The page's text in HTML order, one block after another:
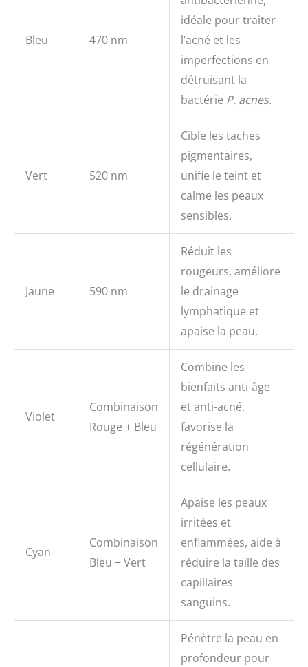
Bleu 470 nm
idéale pour traiter
l’acné et les
imperfections en
détruisant la
bactérie P. acnes.
Vert 520 nm
Cible les taches
pigmentaires,
unifie le teint et
calme les peaux
sensibles.
Jaune 590 nm
Réduit les
rougeurs, améliore
le drainage
lymphatique et
apaise la peau.
Violet
Combinaison
Rouge + Bleu
Combine les
bienfaits anti-âge
et anti-acné,
favorise la
régénération
cellulaire.
Cyan
Combinaison
Bleu + Vert
Apaise les peaux
irritées et
enflammées, aide à
réduire la taille des
capillaires
sanguins.
Pénètre la peau en
profondeur pour